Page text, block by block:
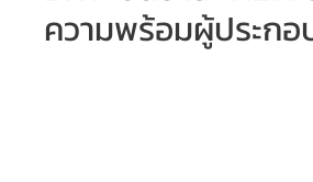
วบันเทิง บทความประชาสัมพันธ์
ความพร้อมผู้ประกอ